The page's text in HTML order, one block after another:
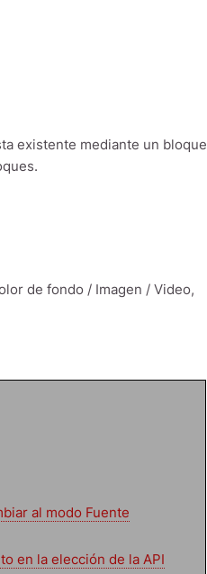
existente mediante un bloque
de fondo / Imagen / Video,
al modo Fuente
en la elección de la API